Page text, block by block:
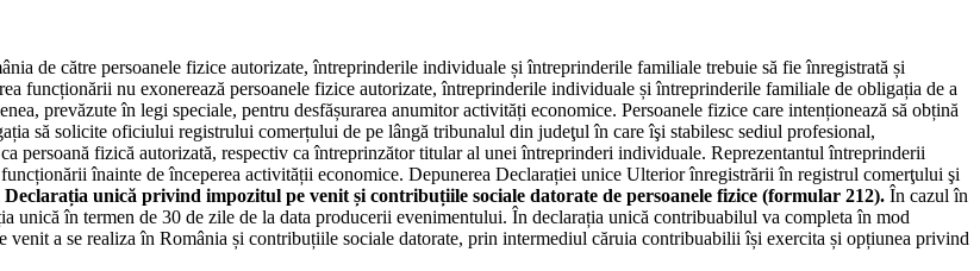
de către persoanele fizice autorizate, întreprinderile individuale și întreprinderile familiale trebuie să fie înregistrată și
funcționării nu exonerează persoanele fizice autorizate, întreprinderile individuale și întreprinderile familiale de obligația de a
prevăzute în legi speciale, pentru desfășurarea anumitor activități economice. Persoanele fizice care intenționează să obțină
să solicite oficiului registrului comerțului de pe lângă tribunalul din judeţul în care îşi stabilesc sediul profesional,
persoană fizică autorizată, respectiv ca întreprinzător titular al unei întreprinderi individuale. Reprezentantul întreprinderii
înainte de începerea activității economice. Depunerea Declarației unice Ulterior înregistrării în registrul comerţului şi
Declarația unică privind impozitul pe venit și contribuțiile sociale datorate de persoanele fizice (formular 212). În cazul în
unică în termen de 30 de zile de la data producerii evenimentului. În declarația unică contribuabilul va completa în mod
a se realiza în România și contribuțiile sociale datorate, prin intermediul căruia contribuabilii își exercita și opțiunea privind